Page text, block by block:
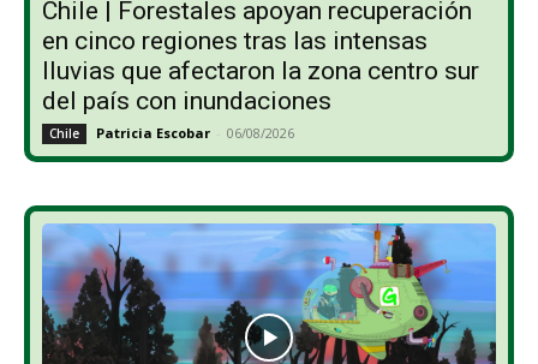
Chile | Forestales apoyan recuperación
en cinco regiones tras las intensas
lluvias que afectaron la zona centro sur
del país con inundaciones
Chile Patricia Escobar - 06/08/2026